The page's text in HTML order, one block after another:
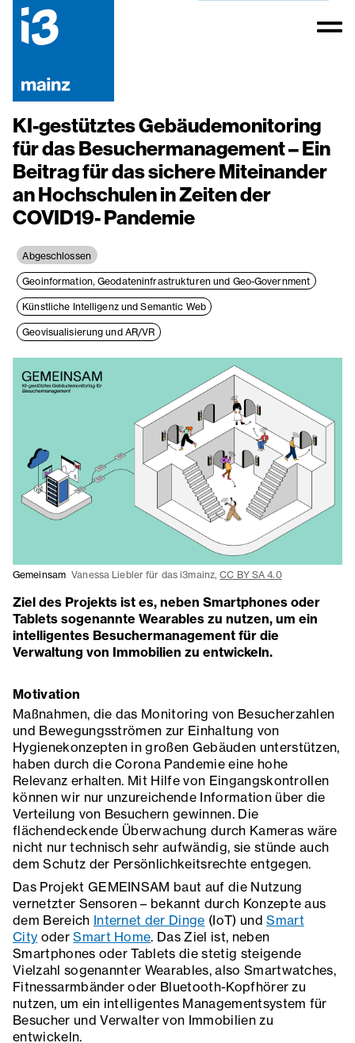
KI-gestütztes Gebäudemonitoring
für das Besuchermanagement – Ein
Beitrag für das sichere Miteinander
an Hochschulen in Zeiten der
COVID19- Pandemie
Abgeschlossen
Geoinformation, Geodateninfrastrukturen und Geo-Government
Künstliche Intelligenz und Semantic Web
Geovisualisierung und AR/VR
Gemeinsam Vanessa Liebler für das i3mainz,CC BY SA 4.0
Ziel des Projekts ist es, neben Smartphones oder
Tablets sogenannte Wearables zu nutzen, um ein
intelligentes Besuchermanagement für die
Verwaltung von Immobilien zu entwickeln.
Motivation
Maßnahmen, die das Monitoring von Besucherzahlen
und Bewegungsströmen zur Einhaltung von
Hygienekonzepten in großen Gebäuden unterstützen,
haben durch die Corona Pandemie eine hohe
Relevanz erhalten. Mit Hilfe von Eingangskontrollen
können wir nur unzureichende Information über die
Verteilung von Besuchern gewinnen. Die
flächendeckende Überwachung durch Kameras wäre
nicht nur technisch sehr aufwändig, sie stünde auch
dem Schutz der Persönlichkeitsrechte entgegen.
Das Projekt GEMEINSAM baut auf die Nutzung
vernetzter Sensoren – bekannt durch Konzepte aus
dem Bereich Internet der Dinge (IoT) undSmart
City oderSmart Home. Das Ziel ist, neben
Smartphones oder Tablets die stetig steigende
Vielzahl sogenannter Wearables, also Smartwatches,
Fitnessarmbänder oder Bluetooth-Kopfhörer zu
nutzen, um ein intelligentes Managementsystem für
Besucher und Verwalter von Immobilien zu
entwickeln.